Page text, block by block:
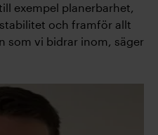
exempel planerbarhet,
och framför allt
som vi bidrar inom, säger